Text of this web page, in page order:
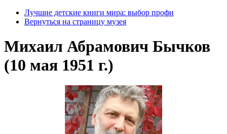
Лучшие детские книги мира: выбор профи
Вернуться на страницу музея
Михаил Абрамович Бычков
(10 мая 1951 г.)